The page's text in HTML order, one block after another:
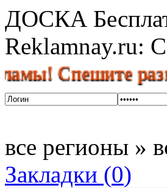
ДОСКА
все регионы »
Закладки (0)